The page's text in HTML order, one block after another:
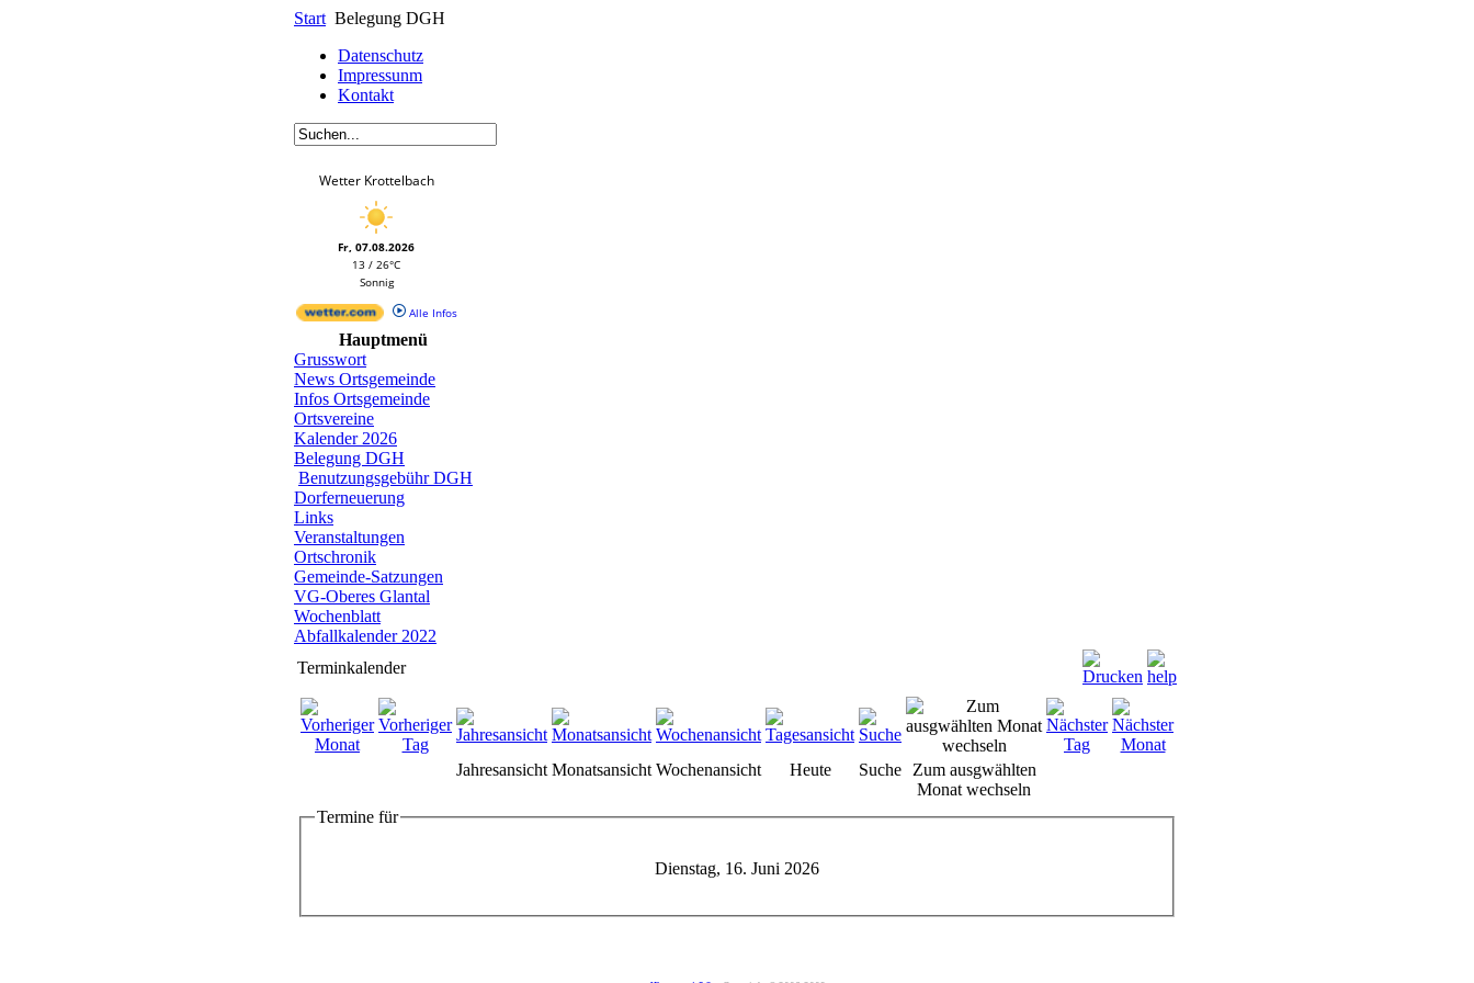
Start Belegung DGH
Datenschutz
Impressunm
Kontakt
Wetter Krottelbach
Fr, 07.08.2026
13 / 26°C
Sonnig
Alle Infos
Hauptmenü
Grusswort
News Ortsgemeinde
Infos Ortsgemeinde
Ortsvereine
Kalender 2026
Belegung DGH
Benutzungsgebühr DGH
Dorferneuerung
Links
Veranstaltungen
Ortschronik
Gemeinde-Satzungen
VG-Oberes Glantal
Wochenblatt
Abfallkalender 2022
Terminkalender
Jahresansicht Monatsansicht Wochenansicht Heute Suche
Zum ausgwählten
Monat wechseln
Termine für
Dienstag, 16. Juni 2026